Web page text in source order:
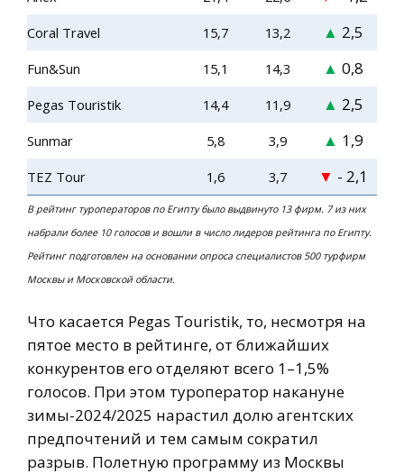
Coral Travel 15,7 13,2 ▲ 2,5
Fun&Sun 15,1 14,3 ▲ 0,8
Pegas Touristik 14,4 11,9 ▲ 2,5
Sunmar 5,8 3,9 ▲ 1,9
TEZ Tour 1,6 3,7 ▼ - 2,1
В рейтинг туроператоров по Египту было выдвинуто 13 фирм. 7 из них
набрали более 10 голосов и вошли в число лидеров рейтинга по Египту.
Рейтинг подготовлен на основании опроса специалистов 500 турфирм
Москвы и Московской области.
Что касается Pegas Touristik, то, несмотря на
пятое место в рейтинге, от ближайших
конкурентов его отделяют всего 1–1,5%
голосов. При этом туроператор накануне
зимы-2024/2025 нарастил долю агентских
предпочтений и тем самым сократил
разрыв. Полетную программу из Москвы